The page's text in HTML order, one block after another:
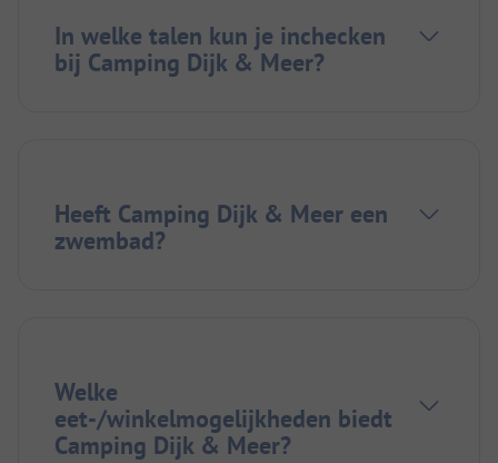
In welke talen kun je inchecken
bij Camping Dijk & Meer?
Heeft Camping Dijk & Meer een
zwembad?
Welke
eet-/winkelmogelijkheden biedt
Camping Dijk & Meer?